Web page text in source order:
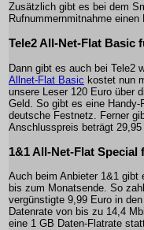
Zusätzlich gibt es bei dem
Rufnummernmitnahme
Tele2 All-Net-Flat Basic
Dann gibt es auch bei Tele2
Allnet-Flat Basic kostet nun
unsere Leser 120 Euro über
Geld. So gibt es eine
deutsche Festnetz. Ferner
Anschlusspreis beträgt 29,95
1&1 All-Net-Flat Special
Auch beim Anbieter 1&1 gibt
bis zum Monatsende. So
vergünstigte 9,99 Euro in
Datenrate von bis zu 14,4
eine 1 GB Daten-Flatrate